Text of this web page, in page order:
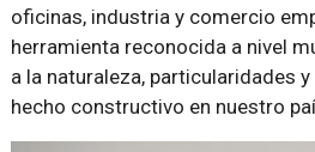
oficinas, industria y comercio
herramienta reconocida a nivel
a la naturaleza, particularidades
hecho constructivo en nuestro